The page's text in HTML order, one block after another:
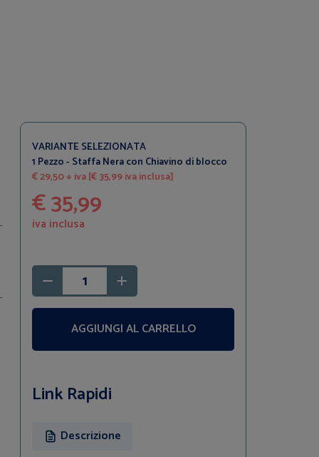
VARIANTE SELEZIONATA
1 Pezzo - Staffa Nera con Chiavino di blocco
€ 29,50 + iva [€ 35,99 iva inclusa]
€ 35,99
iva inclusa
AGGIUNGI AL CARRELLO
Link Rapidi
Descrizione